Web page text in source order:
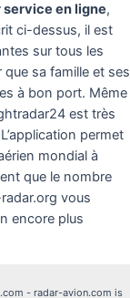
en ligne,
ci-dessus, il est
sur tous les
sa famille et ses
à bon port. Même
est très
permet
mondial à
que le nombre
vous
encore plus
- radar-avion.com is